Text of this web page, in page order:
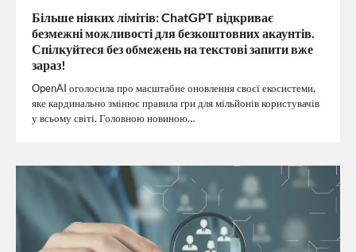
Більше ніяких лімітів: ChatGPT відкриває
безмежні можливості для безкоштовних акаунтів.
Спілкуйтеся без обмежень на текстові запити вже
зараз!
OpenAI оголосила про масштабне оновлення своєї екосистеми,
яке кардинально змінює правила гри для мільйонів користувачів
у всьому світі. Головною новиною…